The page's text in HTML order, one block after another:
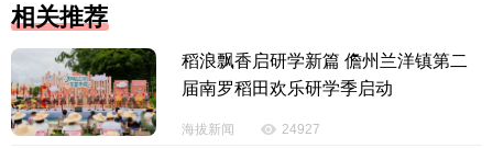
1％，相关资金流动对债券市场的整体影响有限。
熊猫债为何能持续获得国际知名机构青睐？
近年来，中美利差持续走阔，人民币低息环境
相关推荐
稻浪飘香启研学新篇 儋州兰洋镇第二
届南罗稻田欢乐研学季启动
海拔新闻 24927